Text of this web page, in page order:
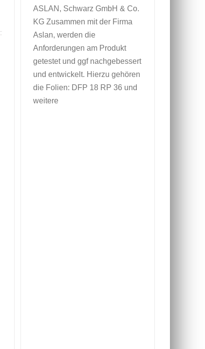
ASLAN, Schwarz GmbH & Co.
KG Zusammen mit der Firma
Aslan, werden die
Anforderungen am Produkt
getestet und ggf nachgebessert
und entwickelt. Hierzu gehören
die Folien: DFP 18 RP 36 und
weitere